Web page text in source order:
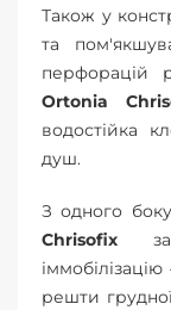
Також у
та
перфорацій
Ortonia
водостійка
душ.
З одного
Chrisofix
решти